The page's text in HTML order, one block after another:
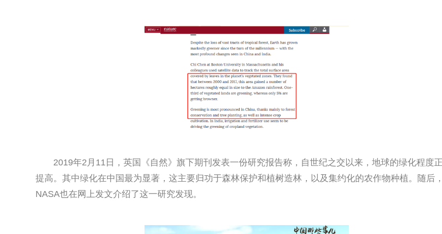
2019年2月11日，英国《自然》旗下期刊发表一份研究报告称，自世纪之交以来，地球的绿化程度
提高。其中绿化在中国最为显著，这主要归功于森林保护和植树造林，以及集约化的农作物种植。随后
NASA也在网上发文介绍了这一研究发现。